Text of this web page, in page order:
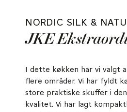
NORDIC SILK &
JKE
I dette køkken har vi valgt
flere områder. Vi har fyldt
store praktiske skuffer i
kvalitet. Vi har lagt